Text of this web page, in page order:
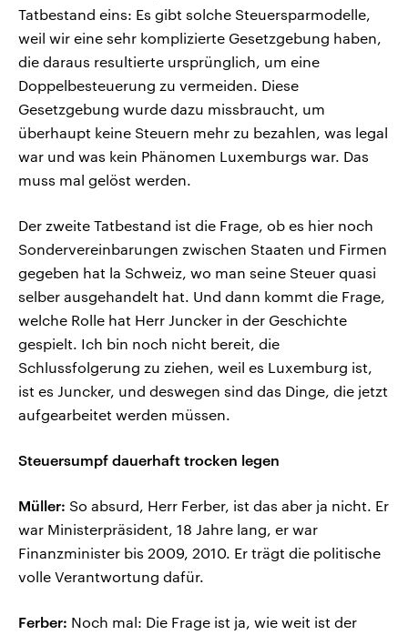
Tatbestand eins: Es gibt solche Steuersparmodelle,
weil wir eine sehr komplizierte Gesetzgebung haben,
die daraus resultierte ursprünglich, um eine
Doppelbesteuerung zu vermeiden. Diese
Gesetzgebung wurde dazu missbraucht, um
überhaupt keine Steuern mehr zu bezahlen, was legal
war und was kein Phänomen Luxemburgs war. Das
muss mal gelöst werden.
Der zweite Tatbestand ist die Frage, ob es hier noch
Sondervereinbarungen zwischen Staaten und Firmen
gegeben hat la Schweiz, wo man seine Steuer quasi
selber ausgehandelt hat. Und dann kommt die Frage,
welche Rolle hat Herr Juncker in der Geschichte
gespielt. Ich bin noch nicht bereit, die
Schlussfolgerung zu ziehen, weil es Luxemburg ist,
ist es Juncker, und deswegen sind das Dinge, die jetzt
aufgearbeitet werden müssen.
Steuersumpf dauerhaft trocken legen
Müller: So absurd, Herr Ferber, ist das aber ja nicht. Er
war Ministerpräsident, 18 Jahre lang, er war
Finanzminister bis 2009, 2010. Er trägt die politische
volle Verantwortung dafür.
Ferber: Noch mal: Die Frage ist ja, wie weit ist der